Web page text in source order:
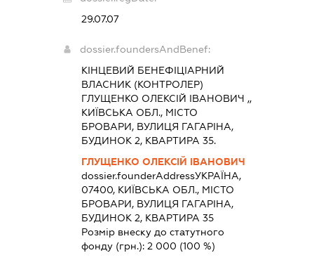
29.07.07
dossier.foundersAndBenef:
КІНЦЕВИЙ БЕНЕФІЦІАРНИЙ
ВЛАСНИК (КОНТРОЛЕР)
ГЛУЩЕНКО ОЛЕКСІЙ ІВАНОВИЧ ,,
КИЇВСЬКА ОБЛ., МІСТО
БРОВАРИ, ВУЛИЦЯ ГАГАРІНА,
БУДИНОК 2, КВАРТИРА 35.
ГЛУЩЕНКО ОЛЕКСІЙ ІВАНОВИЧ
dossier.founderAddressУКРАЇНА,
07400, КИЇВСЬКА ОБЛ., МІСТО
БРОВАРИ, ВУЛИЦЯ ГАГАРІНА,
БУДИНОК 2, КВАРТИРА 35
Розмір внеску до статутного
фонду (грн.): 2 000 (100 %)